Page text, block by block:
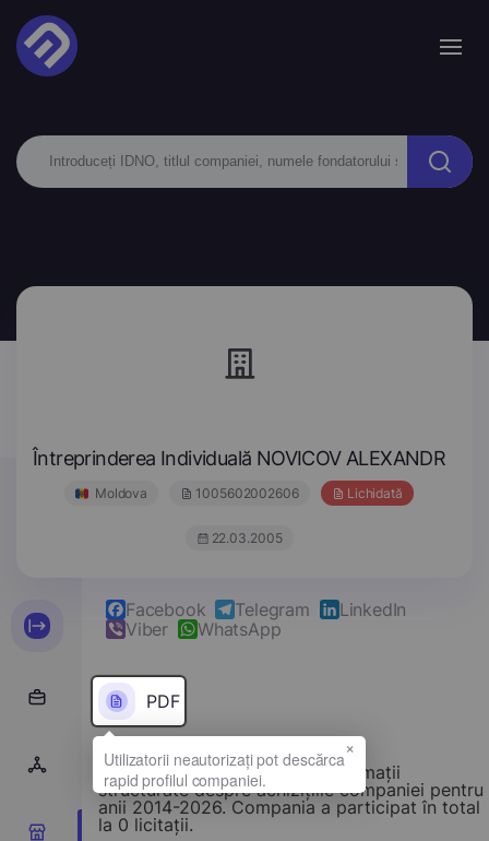
Întreprinderea Individuală NOVICOV ALEXANDR
Moldova 1005602002606 Lichidată
22.03.2005
0
Facebook Telegram
LinkedIn
Viber
WhatsApp
PDF
Acest compartiment oferă informații
structurate despre achizițiile companiei pentru
anii 2014-2026. Compania a participat în total
la 0 licitații.
×